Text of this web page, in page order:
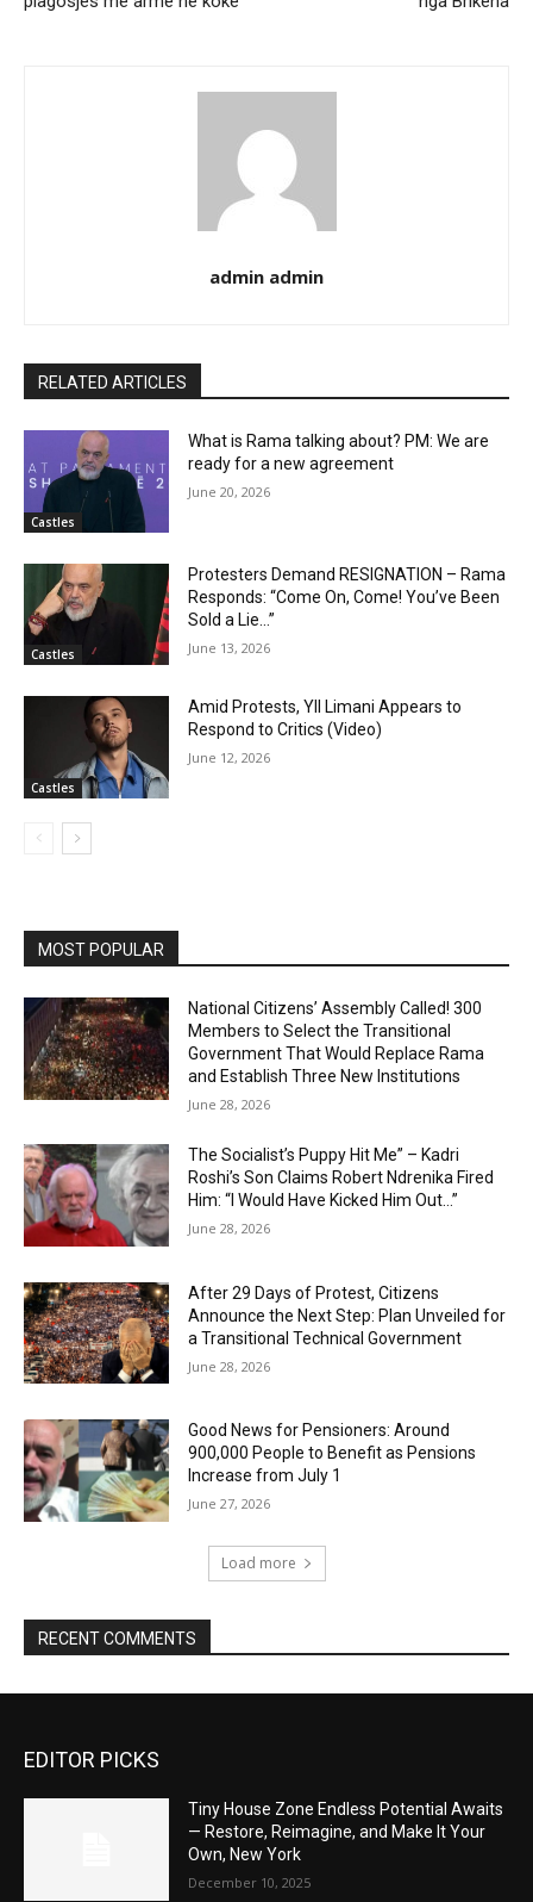
admin admin
RELATED ARTICLES
Castles
What is Rama talking about? PM: We are
ready for a new agreement
June 20, 2026
Castles
Protesters Demand RESIGNATION – Rama
Responds: “Come On, Come! You’ve Been
Sold a Lie…”
June 13, 2026
Castles
Amid Protests, Yll Limani Appears to
Respond to Critics (Video)
June 12, 2026
MOST POPULAR
National Citizens’ Assembly Called! 300
Members to Select the Transitional
Government That Would Replace Rama
and Establish Three New Institutions
June 28, 2026
The Socialist’s Puppy Hit Me” – Kadri
Roshi’s Son Claims Robert Ndrenika Fired
Him: “I Would Have Kicked Him Out…”
June 28, 2026
After 29 Days of Protest, Citizens
Announce the Next Step: Plan Unveiled for
a Transitional Technical Government
June 28, 2026
Good News for Pensioners: Around
900,000 People to Benefit as Pensions
Increase from July 1
June 27, 2026
Load more
RECENT COMMENTS
EDITOR PICKS
Tiny House Zone Endless Potential Awaits
— Restore, Reimagine, and Make It Your
Own, New York
December 10, 2025